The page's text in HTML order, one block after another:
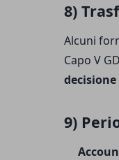
8)
Alcuni
Capo V
decisione
9)